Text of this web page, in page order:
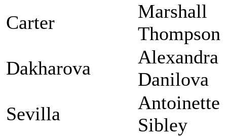
Carter
Marshall
Thompson
Dakharova
Alexandra
Danilova
Sevilla
Antoinette
Sibley